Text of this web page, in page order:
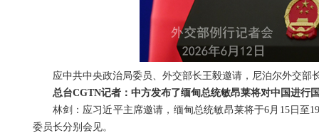
应中共中央政治局委员、外交部长王毅邀请，尼泊尔外交部
总台CGTN记者：中方发布了缅甸总统敏昂莱将对中国进行
林剑：应习近平主席邀请，缅甸总统敏昂莱将于6月15日至
委员长分别会见。